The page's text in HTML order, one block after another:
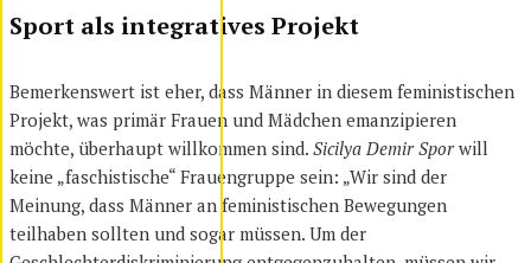
Sport als integratives Projekt
Bemerkenswert ist eher, dass Männer in diesem feministischen
Projekt, was primär Frauen und Mädchen emanzipieren
möchte, überhaupt willkommen sind. Sicilya Demir Sporwill
keine „faschistische“ Frauengruppe sein: „Wir sind der
Meinung, dass Männer an feministischen Bewegungen
teilhaben sollten und sogar müssen. Um der